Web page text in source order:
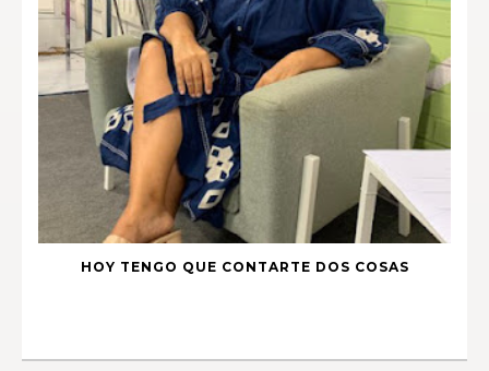
HOY TENGO QUE CONTARTE DOS COSAS